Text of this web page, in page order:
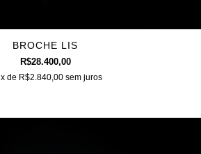
BROCHE LIS
R$28.400,00
x de R$2.840,00 sem juros